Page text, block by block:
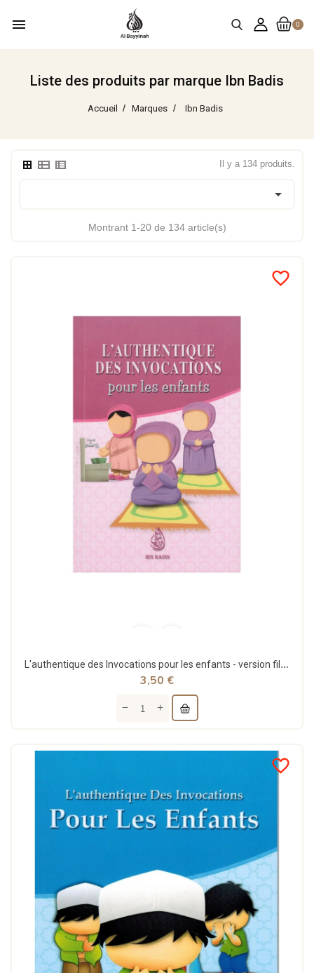
0
menu
Liste des produits par marque Ibn Badis
Accueil Marques Ibn Badis
Il y a 134 produits.

Montrant 1-20 de 134 article(s)
favorite_border
L'authentique des Invocations pour les enfants - version fille - Ibn Badis
3,50 €
favorite_border